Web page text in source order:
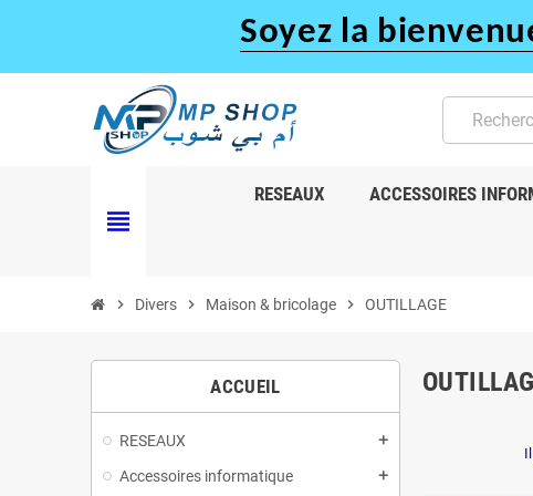
Soyez la
view_headline
RESEAUX ACCESSOIRES
chevron_right Divers chevron_right Maison & bricolage chevron_right OUTILLAGE
ACCUEIL
RESEAUX add
Accessoires informatique add